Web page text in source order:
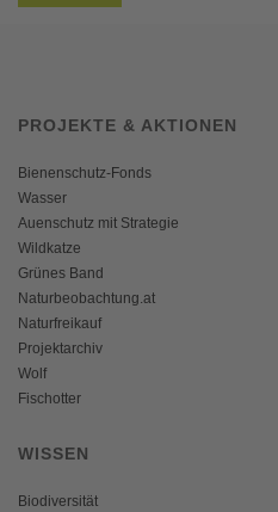
PROJEKTE & AKTIONEN
Bienenschutz-Fonds
Wasser
Auenschutz mit Strategie
Wildkatze
Grünes Band
Naturbeobachtung.at
Naturfreikauf
Projektarchiv
Wolf
Fischotter
WISSEN
Biodiversität